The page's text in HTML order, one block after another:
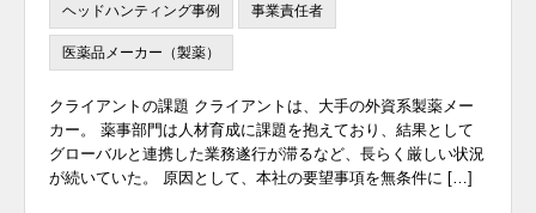
ヘッドハンティング事例 事業責任者
医薬品メーカー（製薬）
クライアントの課題 クライアントは、大手の外資系製薬メー
カー。 薬事部門は人材育成に課題を抱えており、結果として
グローバルと連携した業務遂行が滞るなど、長らく厳しい状況
が続いていた。 原因として、本社の要望事項を無条件に […]